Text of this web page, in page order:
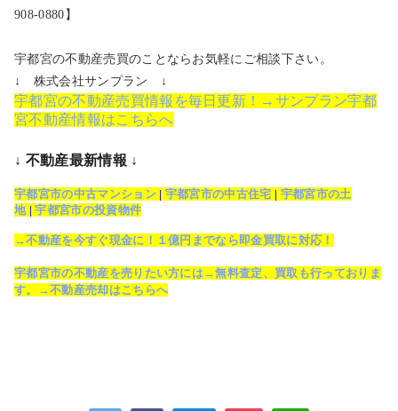
908-0880】
宇都宮の不動産売買のことならお気軽にご相談下さい。
↓ 株式会社サンプラン ↓
宇都宮の不動産売買情報を毎日更新！→サンプラン宇都
宮不動産情報はこちらへ
↓ 不動産最新情報 ↓
宇都宮市の中古マンション| 宇都宮市の中古住宅 | 宇都宮市の土
地|宇都宮市の投資物件
→不動産を今すぐ現金に！１億円までなら即金買取に対応！
宇都宮市の不動産を売りたい方には→無料査定、買取も行っておりま
す。→不動産売却はこちらへ